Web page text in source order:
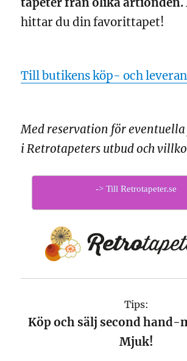
tapeter från olika årtionden.
hittar du din favorittapet!
Till butikens köp- och
Med reservation för
i Retrotapeters utbud och
-> Till Retrotapeter.se
Tips:
Köp och sälj second hand-
Mjuk!